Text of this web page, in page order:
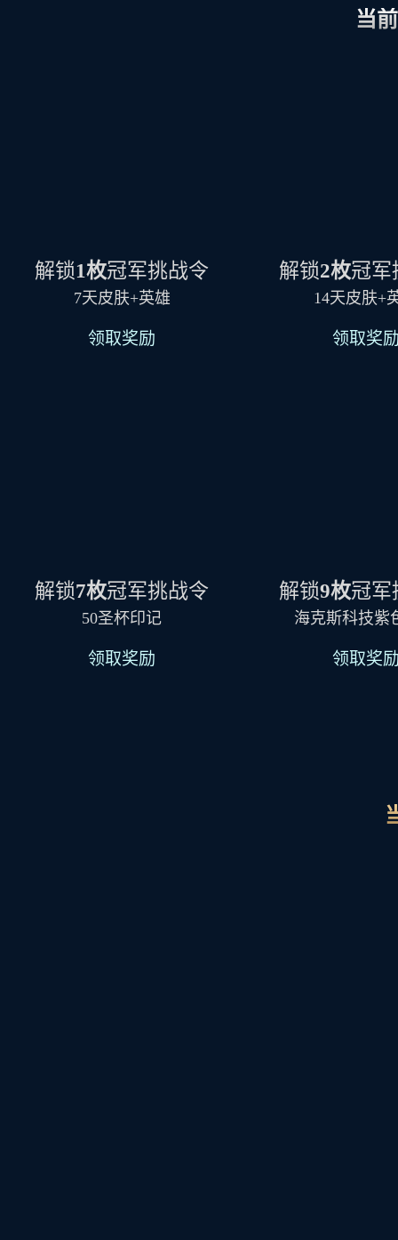
当
解锁1枚冠军挑战令
7天皮肤+英雄
领取奖励
解锁2枚冠军
14天皮肤+
领取奖
解锁7枚冠军挑战令
50圣杯印记
领取奖励
解锁9枚冠军
海克斯科技紫
领取奖